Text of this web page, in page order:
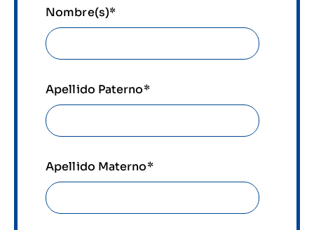
Nombre(s)*
Apellido Paterno*
Apellido Materno*